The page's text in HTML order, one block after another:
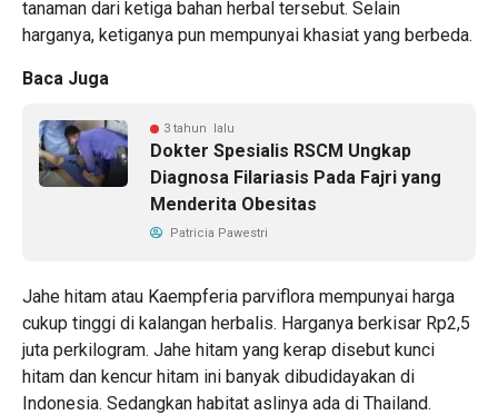
tanaman dari ketiga bahan herbal tersebut. Selain
harganya, ketiganya pun mempunyai khasiat yang berbeda.
Baca Juga
3 tahun lalu
Dokter Spesialis RSCM Ungkap
Diagnosa Filariasis Pada Fajri yang
Menderita Obesitas
Patricia Pawestri
Jahe hitam atau Kaempferia parviflora mempunyai harga
cukup tinggi di kalangan herbalis. Harganya berkisar Rp2,5
juta perkilogram. Jahe hitam yang kerap disebut kunci
hitam dan kencur hitam ini banyak dibudidayakan di
Indonesia. Sedangkan habitat aslinya ada di Thailand.